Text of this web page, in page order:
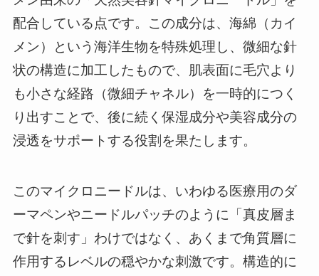
配合している点です。この成分は、海綿（カイ
メン）という海洋生物を特殊処理し、微細な針
状の構造に加工したもので、肌表面に毛穴より
も小さな経路（微細チャネル）を一時的につく
り出すことで、後に続く保湿成分や美容成分の
浸透をサポートする役割を果たします。
このマイクロニードルは、いわゆる医療用のダ
ーマペンやニードルパッチのように「真皮層ま
で針を刺す」わけではなく、あくまで角質層に
作用するレベルの穏やかな刺激です。構造的に